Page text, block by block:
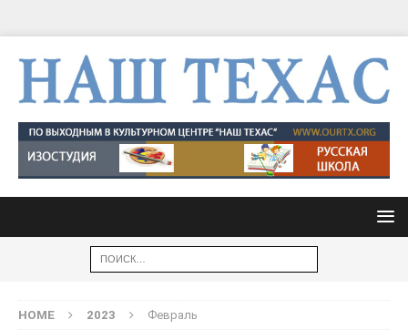
HOME 2023 Февраль